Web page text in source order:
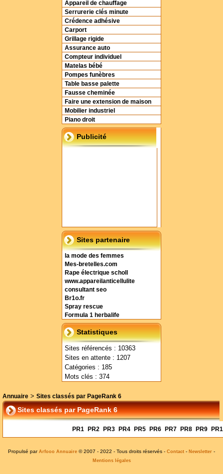
Appareil de chauffage
Serrurerie clés minute
Crédence adhésive
Carport
Grillage rigide
Assurance auto
Compteur individuel
Matelas bébé
Pompes funèbres
Table basse palette
Fausse cheminée
Faire une extension de maison
Mobilier industriel
Piano droit
Publicité
Sites partenaire
la mode des femmes
Mes-bretelles.com
Rape électrique scholl
www.appareilanticellulite
consultant seo
Br1o.fr
Spray rescue
Formula 1 herbalife
Statistiques
Sites référencés : 10363
Sites en attente : 1207
Catégories : 185
Mots clés : 374
Annuaire > Sites classés par PageRank 6
Sites classés par PageRank 6
PR1 PR2 PR3 PR4 PR5 PR6 PR7 PR8 PR9
Propulsé par Arfooo Annuaire © 2007 - 2022 - Tous droits réservés - Contact - Newsletter -
Mentions légales